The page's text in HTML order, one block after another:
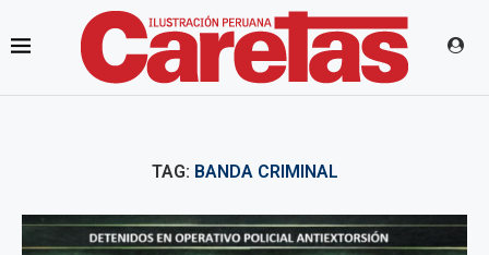
TAG: BANDA CRIMINAL